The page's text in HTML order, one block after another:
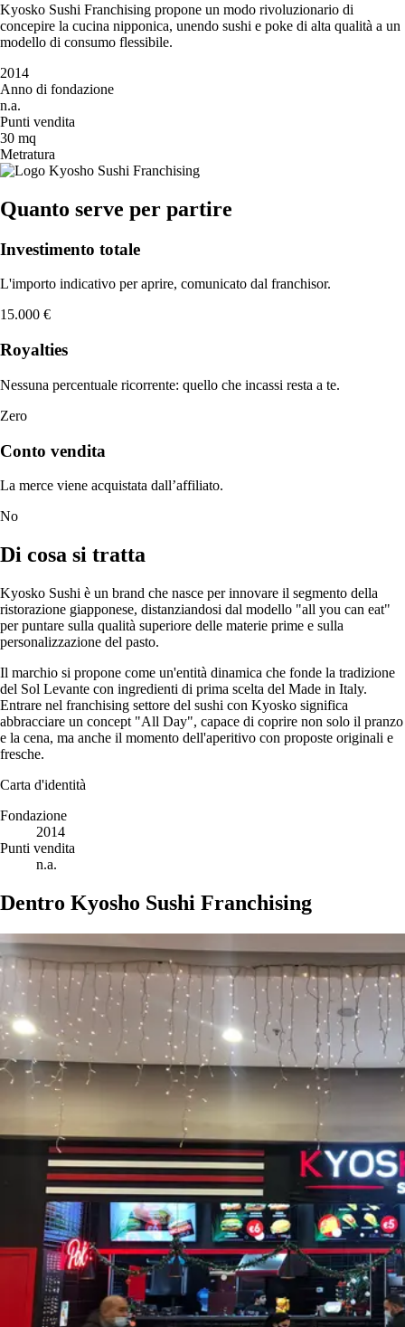
Kyosko Sushi Franchising propone un modo rivoluzionario di
concepire la cucina nipponica, unendo sushi e poke di alta qualità a un
modello di consumo flessibile.
2014
Anno di fondazione
n.a.
Punti vendita
30 mq
Metratura
Quanto serve per partire
Investimento totale
L'importo indicativo per aprire, comunicato dal franchisor.
15.000 €
Royalties
Nessuna percentuale ricorrente: quello che incassi resta a te.
Zero
Conto vendita
La merce viene acquistata dall’affiliato.
No
Di cosa si tratta
Kyosko Sushi è un brand che nasce per innovare il segmento della
ristorazione giapponese, distanziandosi dal modello "all you can eat"
per puntare sulla qualità superiore delle materie prime e sulla
personalizzazione del pasto.
Il marchio si propone come un'entità dinamica che fonde la tradizione
del Sol Levante con ingredienti di prima scelta del Made in Italy.
Entrare nel franchising settore del sushi con Kyosko significa
abbracciare un concept "All Day", capace di coprire non solo il pranzo
e la cena, ma anche il momento dell'aperitivo con proposte originali e
fresche.
Carta d'identità
Fondazione
2014
Punti vendita
n.a.
Dentro Kyosho Sushi Franchising